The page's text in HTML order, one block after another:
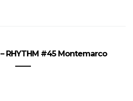
– RHYTHM #45 Montemarco